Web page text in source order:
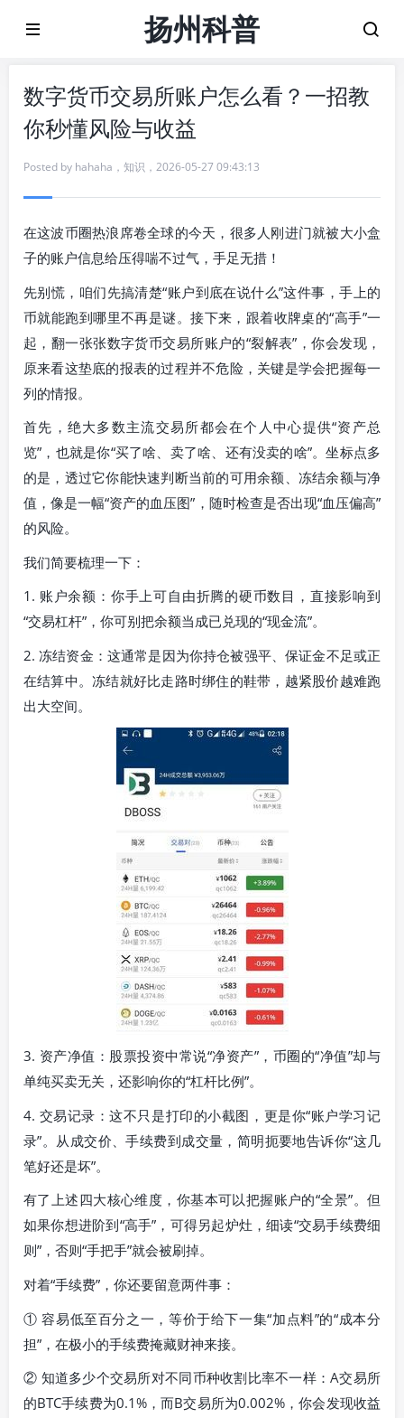
扬州科普
数字货币交易所账户怎么看？一招教
你秒懂风险与收益
Posted by hahaha ， 知识 ， 2026-05-27 09:43:13
在这波币圈热浪席卷全球的今天，很多人刚进门就被大小盒
子的账户信息给压得喘不过气，手足无措！
先别慌，咱们先搞清楚“账户到底在说什么”这件事，手上的
币就能跑到哪里不再是谜。接下来，跟着收牌桌的“高手”一
起，翻一张张数字货币交易所账户的“裂解表”，你会发现，
原来看这垫底的报表的过程并不危险，关键是学会把握每一
列的情报。
首先，绝大多数主流交易所都会在个人中心提供“资产总
览”，也就是你“买了啥、卖了啥、还有没卖的啥”。坐标点多
的是，透过它你能快速判断当前的可用余额、冻结余额与净
值，像是一幅“资产的血压图”，随时检查是否出现“血压偏高”
的风险。
我们简要梳理一下：
1. 账户余额：你手上可自由折腾的硬币数目，直接影响到
“交易杠杆”，你可别把余额当成已兑现的“现金流”。
2. 冻结资金：这通常是因为你持仓被强平、保证金不足或正
在结算中。冻结就好比走路时绑住的鞋带，越紧股价越难跑
出大空间。
3. 资产净值：股票投资中常说“净资产”，币圈的“净值”却与
单纯买卖无关，还影响你的“杠杆比例”。
4. 交易记录：这不只是打印的小截图，更是你“账户学习记
录”。从成交价、手续费到成交量，简明扼要地告诉你“这几
笔好还是坏”。
有了上述四大核心维度，你基本可以把握账户的“全景”。但
如果你想进阶到“高手”，可得另起炉灶，细读“交易手续费细
则”，否则“手把手”就会被刷掉。
对着“手续费”，你还要留意两件事：
① 容易低至百分之一，等价于给下一集“加点料”的“成本分
担”，在极小的手续费掩藏财神来接。
② 知道多少个交易所对不同币种收割比率不一样：A交易所
的BTC手续费为0.1%，而B交易所为0.002%，你会发现收益